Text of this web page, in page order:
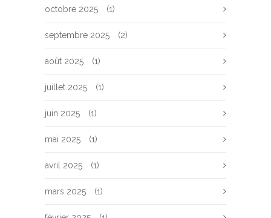
octobre 2025 (1)
septembre 2025 (2)
août 2025 (1)
juillet 2025 (1)
juin 2025 (1)
mai 2025 (1)
avril 2025 (1)
mars 2025 (1)